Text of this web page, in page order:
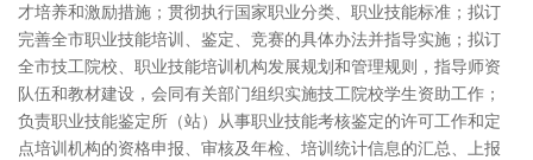
才培养和激励措施；贯彻执行国家职业分类、职业技能标准；拟订
完善全市职业技能培训、鉴定、竞赛的具体办法并指导实施；拟订
全市技工院校、职业技能培训机构发展规划和管理规则，指导师资
队伍和教材建设，会同有关部门组织实施技工院校学生资助工作；
负责职业技能鉴定所（站）从事职业技能考核鉴定的许可工作和定
点培训机构的资格申报、审核及年检、培训统计信息的汇总、上报